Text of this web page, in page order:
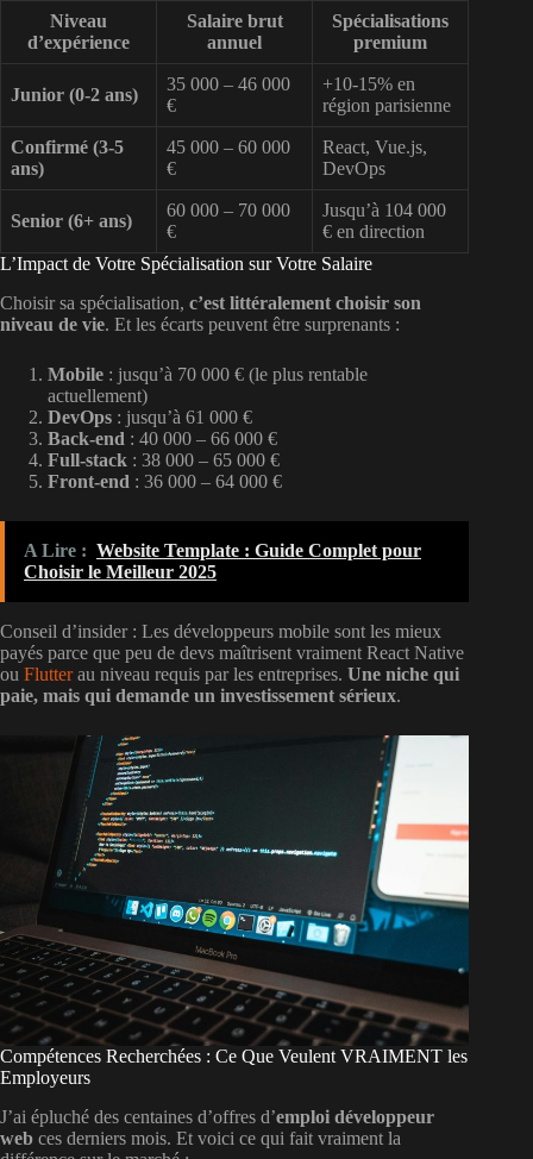
Niveau
d’expérience
Salaire brut
annuel
Spécialisations
premium
Junior (0-2 ans)
35 000 – 46 000
€
+10-15% en
région parisienne
Confirmé (3-5
ans)
45 000 – 60 000
€
React, Vue.js,
DevOps
Senior (6+ ans)
60 000 – 70 000
€
Jusqu’à 104 000
€ en direction
L’Impact de Votre Spécialisation sur Votre Salaire
Choisir sa spécialisation, c’est littéralement choisir son
niveau de vie. Et les écarts peuvent être surprenants :
Mobile : jusqu’à 70 000 € (le plus rentable
actuellement)
DevOps : jusqu’à 61 000 €
Back-end : 40 000 – 66 000 €
Full-stack : 38 000 – 65 000 €
Front-end : 36 000 – 64 000 €
A Lire : Website Template : Guide Complet pour
Choisir le Meilleur 2025
Conseil d’insider: Les développeurs mobile sont les mieux
payés parce que peu de devs maîtrisent vraiment React Native
ou Flutterau niveau requis par les entreprises. Une niche qui
paie, mais qui demande un investissement sérieux.
Compétences Recherchées : Ce Que Veulent VRAIMENT les
Employeurs
J’ai épluché des centaines d’offres d’emploi développeur
web ces derniers mois. Et voici ce qui fait vraiment la